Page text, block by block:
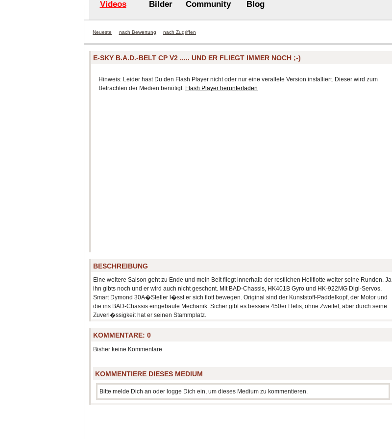
Videos Bilder Community Blog
Neueste nach Bewertung nach Zugriffen
E-SKY B.A.D.-BELT CP V2 ..... UND ER FLIEGT IMMER NOCH ;-)
Hinweis: Leider hast Du den Flash Player nicht oder nur eine veraltete Version installiert. Dieser wird zum
Betrachten der Medien benötigt. Flash Player herunterladen
BESCHREIBUNG
Eine weitere Saison geht zu Ende und mein Belt fliegt innerhalb der restlichen Heliflotte weiter seine Runden. Ja
ihn gibts noch und er wird auch nicht geschont. Mit BAD-Chassis, HK401B Gyro und HK-922MG Digi-Servos,
Smart Dymond 30A�Steller l�sst er sich flott bewegen. Original sind der Kunststoff-Paddelkopf, der Motor und
die ins BAD-Chassis eingebaute Mechanik. Sicher gibt es bessere 450er Helis, ohne Zweifel, aber durch seine
Zuverl�ssigkeit hat er seinen Stammplatz.
KOMMENTARE:0
Bisher keine Kommentare
KOMMENTIERE DIESES MEDIUM
Bitte melde Dich an oder logge Dich ein, um dieses Medium zu kommentieren.